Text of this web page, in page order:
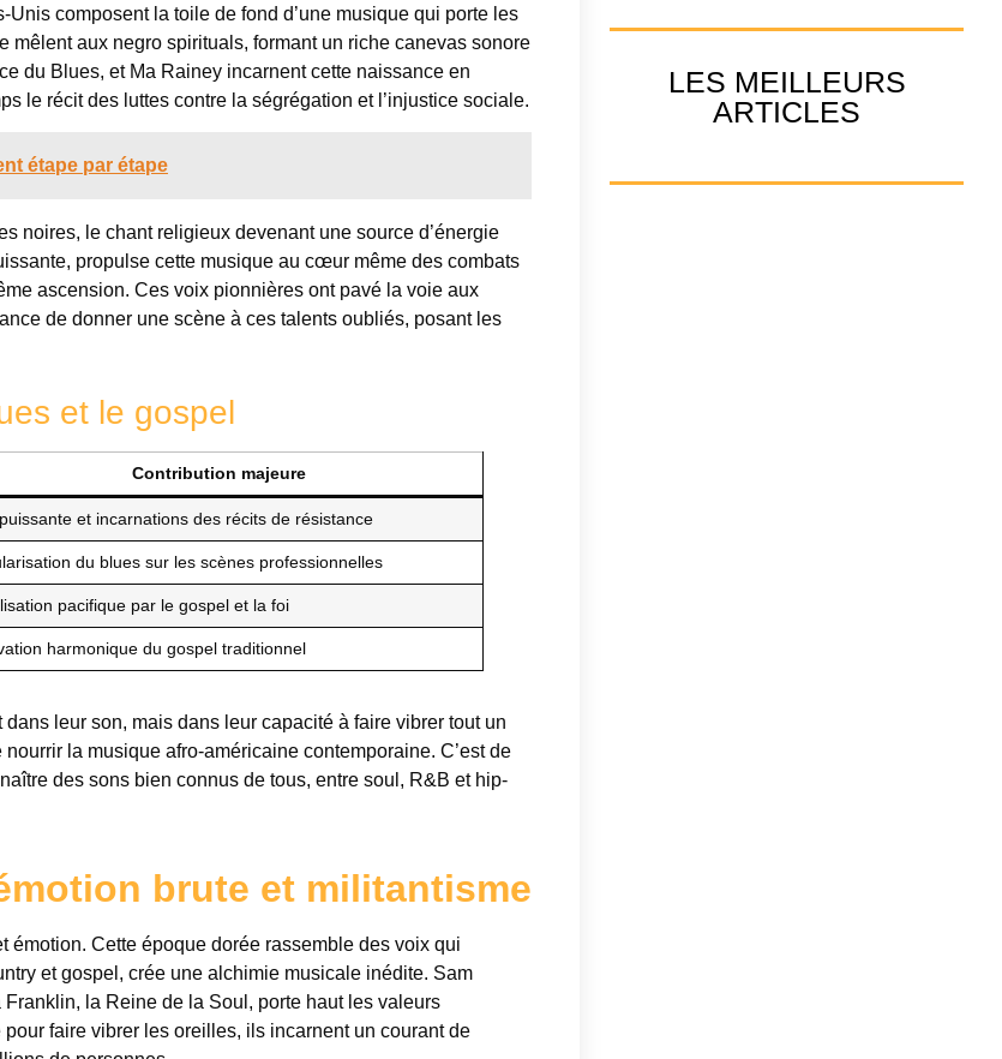
composent la toile de fond d’une musique qui porte les
mêlent aux negro spirituals, formant un riche canevas sonore
du Blues, et Ma Rainey incarnent cette naissance en
le récit des luttes contre la ségrégation et l’injustice sociale.
étape par étape
noires, le chant religieux devenant une source d’énergie
propulse cette musique au cœur même des combats
ascension. Ces voix pionnières ont pavé la voie aux
de donner une scène à ces talents oubliés, posant les
et le gospel
Contribution majeure
et incarnations des récits de résistance
du blues sur les scènes professionnelles
pacifique par le gospel et la foi
harmonique du gospel traditionnel
leur son, mais dans leur capacité à faire vibrer tout un
la musique afro-américaine contemporaine. C’est de
des sons bien connus de tous, entre soul, R&B et hip-
brute et militantisme
émotion. Cette époque dorée rassemble des voix qui
et gospel, crée une alchimie musicale inédite. Sam
la Reine de la Soul, porte haut les valeurs
faire vibrer les oreilles, ils incarnent un courant de
LES MEILLEURS
ARTICLES